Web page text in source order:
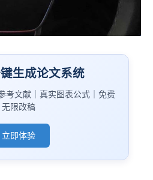
生成论文系统
考文献｜真实图表公式｜免费
无限改稿
立即体验